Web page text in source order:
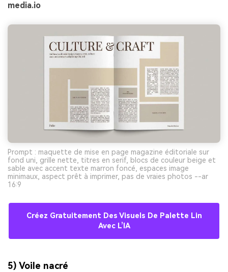
media.io
Prompt : maquette de mise en page magazine éditoriale sur
fond uni, grille nette, titres en serif, blocs de couleur beige et
sable avec accent texte marron foncé, espaces image
minimaux, aspect prêt à imprimer, pas de vraies photos --ar
16:9
Créez Gratuitement Des Visuels De Palette Lin
Avec L’IA
5) Voile nacré